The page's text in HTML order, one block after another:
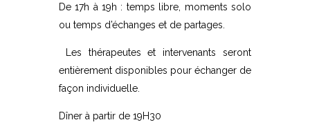
De 17h à 19h : temps libre, moments solo
ou temps d’échanges et de partages.
Les thérapeutes et intervenants seront
entièrement disponibles pour échanger de
façon individuelle.
Dîner à partir de 19H30